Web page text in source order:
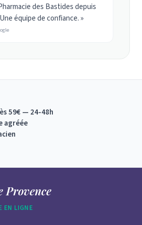
des Bastides depuis
équipe de confiance. »
59€ — 24-48h
agréée
Provence
EN LIGNE